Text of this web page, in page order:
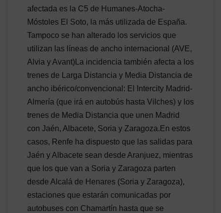
afectada es la C5 de Humanes-Atocha-
Móstoles El Soto, la más utilizada de España.
Tampoco se han alterado los servicios que
utilizan las líneas de ancho internacional (AVE,
Alvia y Avant)La incidencia también afecta a los
trenes de Larga Distancia y Media Distancia de
ancho ibérico/convencional: El Intercity Madrid-
Almería (que irá en autobús hasta Vilches) y los
trenes de Media Distancia que unen Madrid
con Jaén, Albacete, Soria y Zaragoza.En estos
casos, Renfe ha dispuesto que las salidas para
Jaén y Albacete sean desde Aranjuez, mientras
que los que van a Soria y Zaragoza parten
desde Alcalá de Henares (Soria y Zaragoza),
estaciones que estarán comunicadas por
autobuses con Chamartín hasta que se